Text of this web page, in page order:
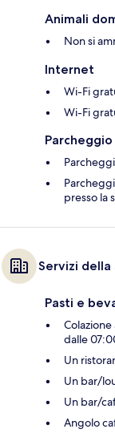
Animali
Non si
Internet
Wi-Fi
Wi-Fi
Parcheggio
presso la
Servizi
Pasti e
dalle
Un
Un bar/
Un bar/
Angolo